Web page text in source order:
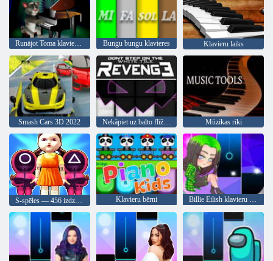
Runājot Toma klavieru laiks Bungu bungu klavieres Klavieru laiks
Smash Cars 3D 2022 Nekāpiet uz balto flīžu atriebības Mūzikas rīki
Klavieru bērni Billie Eilish klavieru flīžu spēle